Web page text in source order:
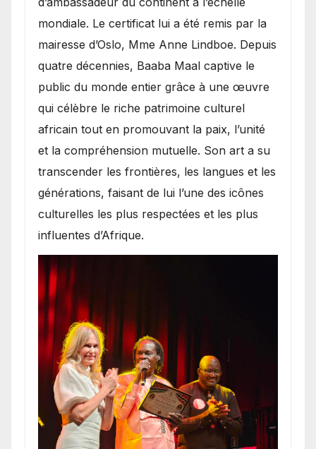
mondiale. Le certificat lui a été remis par la
mairesse d’Oslo, Mme Anne Lindboe. Depuis
quatre décennies, Baaba Maal captive le
public du monde entier grâce à une œuvre
qui célèbre le riche patrimoine culturel
africain tout en promouvant la paix, l’unité
et la compréhension mutuelle. Son art a su
transcender les frontières, les langues et les
générations, faisant de lui l’une des icônes
culturelles les plus respectées et les plus
influentes d’Afrique.